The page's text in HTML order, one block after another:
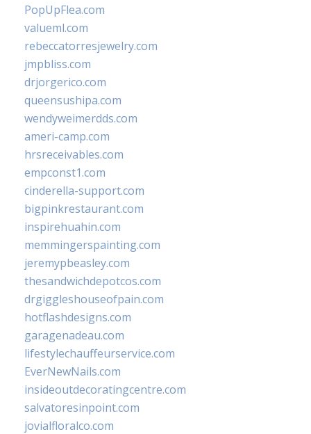
PopUpFlea.com
valueml.com
rebeccatorresjewelry.com
jmpbliss.com
drjorgerico.com
queensushipa.com
wendyweimerdds.com
ameri-camp.com
hrsreceivables.com
empconst1.com
cinderella-support.com
bigpinkrestaurant.com
inspirehuahin.com
memmingerspainting.com
jeremypbeasley.com
thesandwichdepotcos.com
drgiggleshouseofpain.com
hotflashdesigns.com
garagenadeau.com
lifestylechauffeurservice.com
EverNewNails.com
insideoutdecoratingcentre.com
salvatoresinpoint.com
jovialfloralco.com